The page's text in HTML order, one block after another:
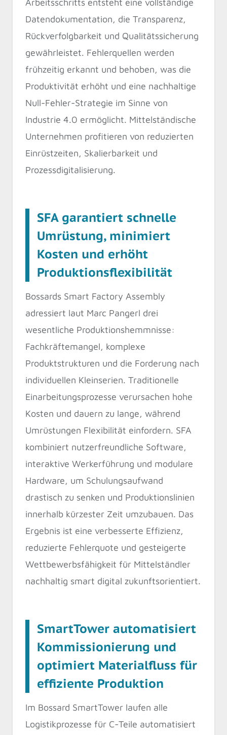
Arbeitsschritts entsteht eine vollständige
Datendokumentation, die Transparenz,
Rückverfolgbarkeit und Qualitätssicherung
gewährleistet. Fehlerquellen werden
frühzeitig erkannt und behoben, was die
Produktivität erhöht und eine nachhaltige
Null-Fehler-Strategie im Sinne von
Industrie 4.0 ermöglicht. Mittelständische
Unternehmen profitieren von reduzierten
Einrüstzeiten, Skalierbarkeit und
Prozessdigitalisierung.
SFA garantiert schnelle
Umrüstung, minimiert
Kosten und erhöht
Produktionsflexibilität
Bossards Smart Factory Assembly
adressiert laut Marc Pangerl drei
wesentliche Produktionshemmnisse:
Fachkräftemangel, komplexe
Produktstrukturen und die Forderung nach
individuellen Kleinserien. Traditionelle
Einarbeitungsprozesse verursachen hohe
Kosten und dauern zu lange, während
Umrüstungen Flexibilität einfordern. SFA
kombiniert nutzerfreundliche Software,
interaktive Werkerführung und modulare
Hardware, um Schulungsaufwand
drastisch zu senken und Produktionslinien
innerhalb kürzester Zeit umzubauen. Das
Ergebnis ist eine verbesserte Effizienz,
reduzierte Fehlerquote und gesteigerte
Wettbewerbsfähigkeit für Mittelständler
nachhaltig smart digital zukunftsorientiert.
SmartTower automatisiert
Kommissionierung und
optimiert Materialfluss für
effiziente Produktion
Im Bossard SmartTower laufen alle
Logistikprozesse für C-Teile automatisiert